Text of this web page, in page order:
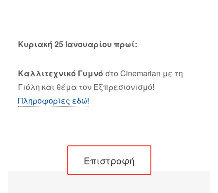
Κυριακή 25 Ιανουαρίου πρωί:
Καλλιτεχνικό Γυμνό στο Cinemarian με τη
Γιόλη και θέμα τον Εξπρεσιονισμό!
Πληροφορίες εδώ!
Επιστροφή